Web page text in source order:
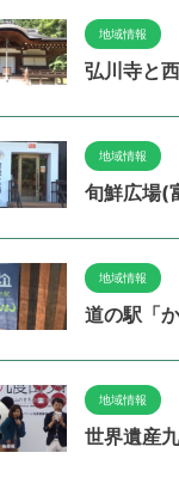
地域情報
弘川寺と
地域情報
旬鮮広場(
地域情報
道の駅「
地域情報
世界遺産